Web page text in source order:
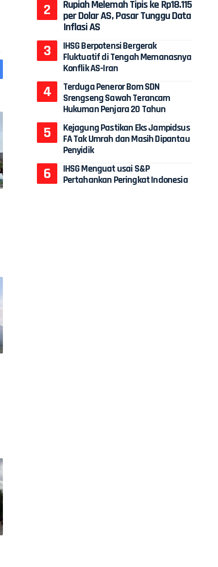
Rupiah Melemah Tipis ke Rp18.115
per Dolar AS, Pasar Tunggu Data
Inflasi AS
IHSG Berpotensi Bergerak
Fluktuatif di Tengah Memanasnya
Konflik AS-Iran
Terduga Peneror Bom SDN
Srengseng Sawah Terancam
Hukuman Penjara 20 Tahun
Kejagung Pastikan Eks Jampidsus
FA Tak Umrah dan Masih Dipantau
Penyidik
IHSG Menguat usai S&P
Pertahankan Peringkat Indonesia